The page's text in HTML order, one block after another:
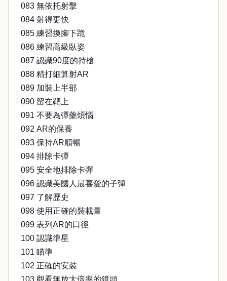
083 無依托射擊
084 射得更快
085 練習換腳下跪
086 練習高級臥姿
087 認識90度的持槍
088 精打細算射AR
089 加裝上半部
090 留在靶上
091 不要為彈藥煩惱
092 AR的保養
093 保持AR順暢
094 排除卡彈
095 安全地排除卡彈
096 認識美國人最喜愛的子彈
097 了解歷史
098 使用正確的裝載量
099 表列AR的口徑
100 認識準星
101 瞄準
102 正確的安裝
103 觀看無放大倍率的鏡頭